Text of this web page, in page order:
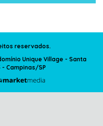
reservados.
Unique Village - Santa
- Campinas/SP